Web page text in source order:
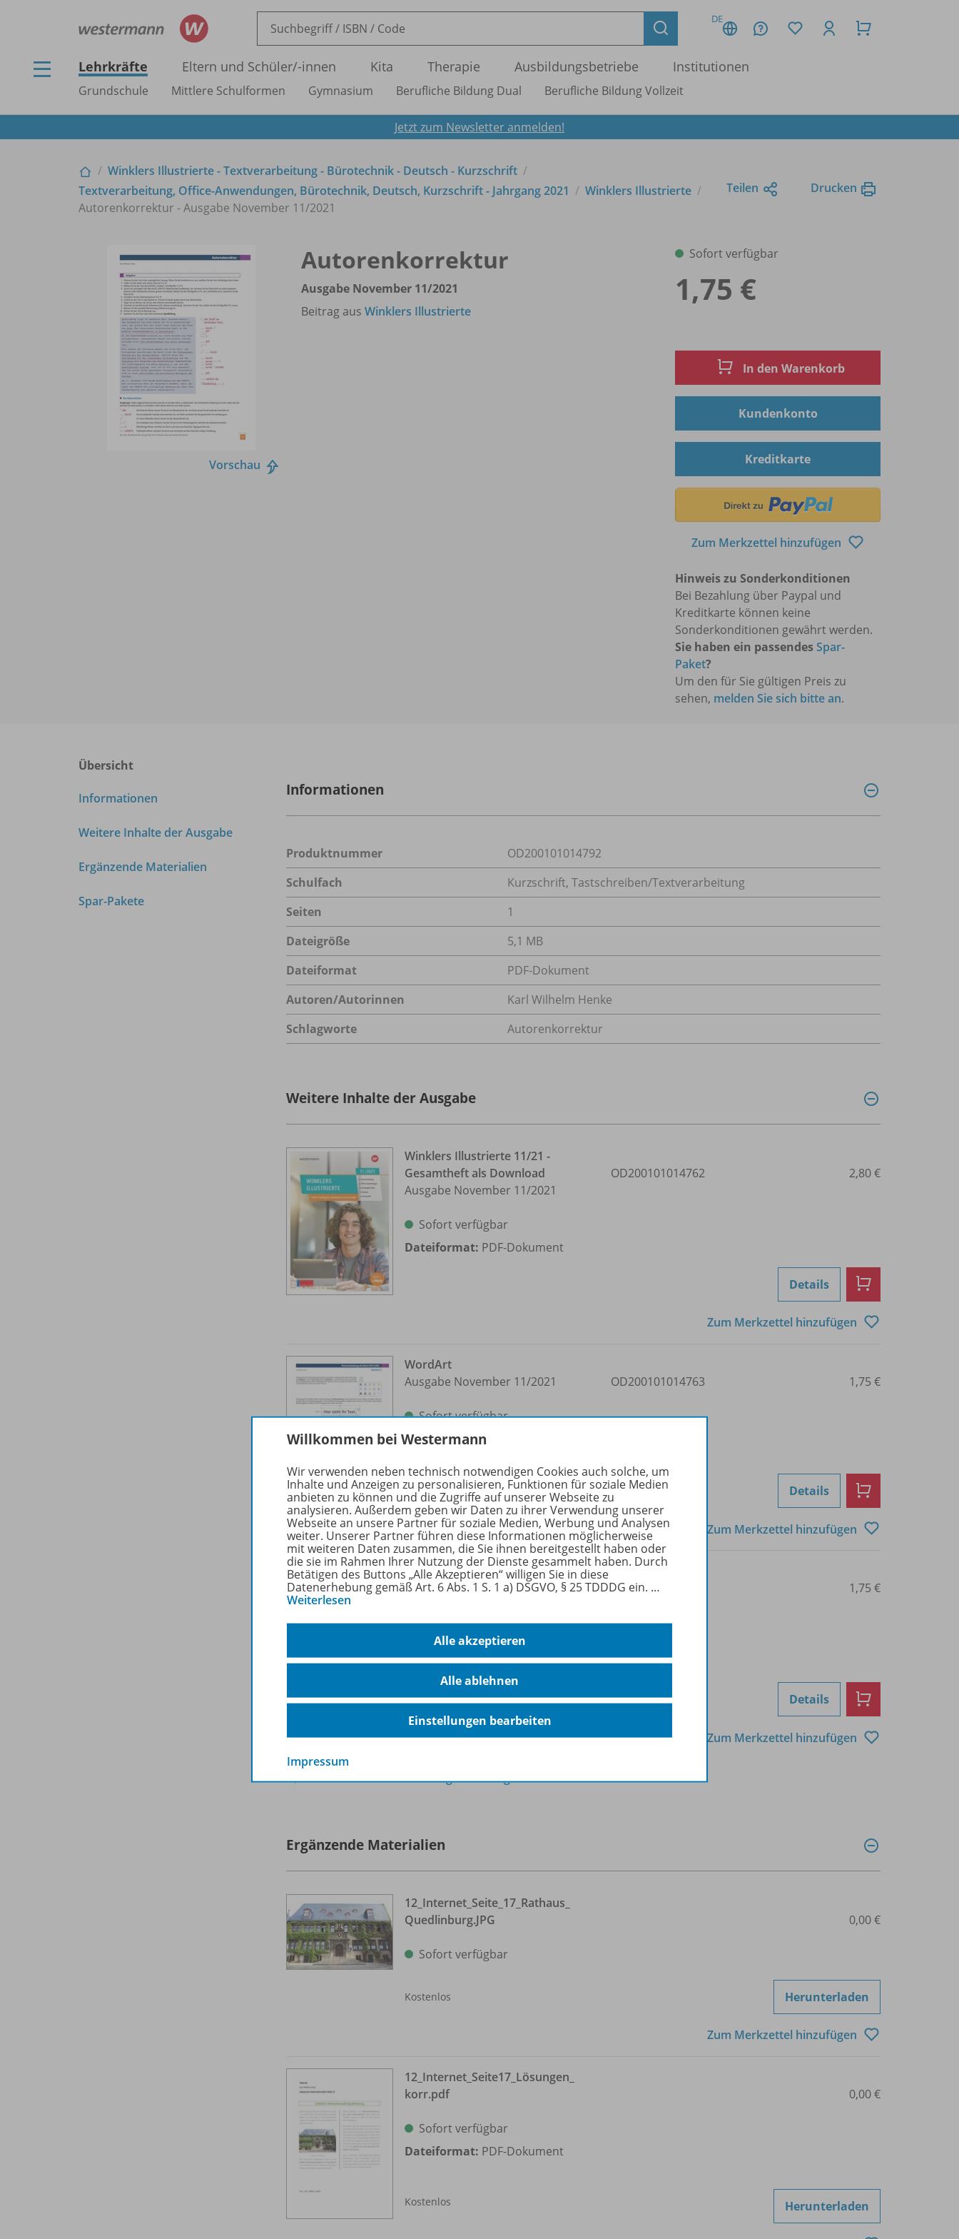
DE
Lehrkräfte Eltern und Schüler/-innen Kita Therapie Ausbildungsbetriebe Institutionen
Grundschule Mittlere Schulformen Gymnasium Berufliche Bildung Dual Berufliche Bildung Vollzeit
Jetzt zum Newsletter anmelden!
Winklers Illustrierte - Textverarbeitung - Bürotechnik - Deutsch - Kurzschrift
Textverarbeitung, Office-Anwendungen, Bürotechnik, Deutsch, Kurzschrift - Jahrgang 2021
Winklers Illustrierte
Autorenkorrektur - Ausgabe November 11/2021
Teilen Drucken
Vorschau
Autorenkorrektur
Ausgabe November 11/2021
Beitrag aus Winklers Illustrierte
Sofort verfügbar
1,75 €
In den Warenkorb
Kundenkonto
Kreditkarte
Zum Merkzettel hinzufügen
Hinweis zu Sonderkonditionen
Bei Bezahlung über Paypal und
Kreditkarte können keine
Sonderkonditionen gewährt werden.
Sie haben ein passendesSpar-
Paket?
Um den für Sie gültigen Preis zu
sehen, melden Sie sich bitte an.
Übersicht
Informationen
Weitere Inhalte der Ausgabe
Ergänzende Materialien
Spar-Pakete
Informationen
Produktnummer
OD200101014792
Schulfach
Kurzschrift, Tastschreiben/Textverarbeitung
Seiten
1
Dateigröße
5,1 MB
Dateiformat
PDF-Dokument
Autoren/Autorinnen
Karl Wilhelm Henke
Schlagworte
Autorenkorrektur
Weitere Inhalte der Ausgabe
Winklers Illustrierte 11/21 -
Gesamtheft als Download
Ausgabe November 11/2021
Sofort verfügbar
Dateiformat: PDF-Dokument
OD200101014762 2,80 €
Details
Zum Merkzettel hinzufügen
WordArt
Ausgabe November 11/2021
Sofort verfügbar
Dateiformat:PDF-Dokument
OD200101014763 1,75 €
Details
Zum Merkzettel hinzufügen
Aufzeichnen von Makros mit einem
Symbol
Sofort verfügbar
Dateiformat:PDF-Dokument
OD200101014782 1,75 €
Details
Zum Merkzettel hinzufügen
Alle 19 Inhalte dieser Ausgabe anzeigen
Ergänzende Materialien
12_ Internet_ Seite_ 17_ Rathaus_
Quedlinburg.JPG
Sofort verfügbar
Kostenlos
0,00 €
Herunterladen
Zum Merkzettel hinzufügen
12_ Internet_ Seite17_ Lösungen_
korr.pdf
Sofort verfügbar
Dateiformat: PDF-Dokument
Kostenlos
0,00 €
Herunterladen
Willkommen bei Westermann
Wir verwenden neben technisch notwendigen Cookies auch solche, um
Inhalte und Anzeigen zu personalisieren, Funktionen für soziale Medien
anbieten zu können und die Zugriffe auf unserer Webseite zu
analysieren. Außerdem geben wir Daten zu ihrer Verwendung unserer
Webseite an unsere Partner für soziale Medien, Werbung und Analysen
weiter. Unserer Partner führen diese Informationen möglicherweise
mit weiteren Daten zusammen, die Sie ihnen bereitgestellt haben oder
die sie im Rahmen Ihrer Nutzung der Dienste gesammelt haben. Durch
Betätigen des Buttons „Alle Akzeptieren“ willigen Sie in diese
Datenerhebung gemäß Art. 6 Abs. 1 S. 1 a) DSGVO, § 25 TDDDG ein. …
Weiterlesen
Alle akzeptieren
Alle ablehnen
Einstellungen bearbeiten
Impressum